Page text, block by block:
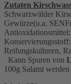
Zutaten
Schwarzwälder
Gewürze(u.a.
Reifungskulturen,
Kann Spuren von
100g Salami